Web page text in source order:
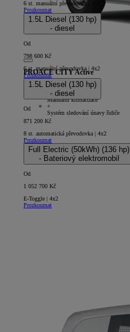
PROACE CITY Active
5D - Panel Van Long
+
Manuální klimatizace
+
Systém sledování únavy řidiče
6 st. manuální převodovka | 4x2
Prozkoumat
1.5L Diesel (130 hp)
- diesel
Od
798 600 Kč
6 st. manuální převodovka | 4x2
Prozkoumat
1.5L Diesel (130 hp)
- diesel
Od
871 200 Kč
8 st. automatická převodovka | 4x2
Prozkoumat
Full Electric (50kWh) (136 hp)
- Bateriový elektromobil
Od
1 052 700 Kč
E-Toggle | 4x2
Prozkoumat